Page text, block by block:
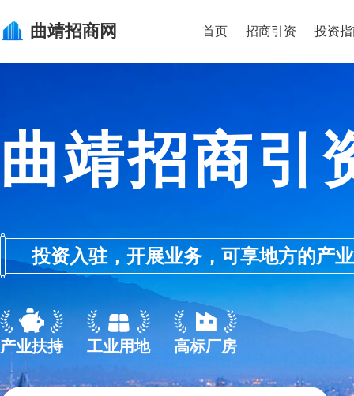
曲靖招商网 首页 招商引资 投资
曲靖招商引
投资入驻，开展业务，可享地方的产
产业扶持 工业用地 高标厂房